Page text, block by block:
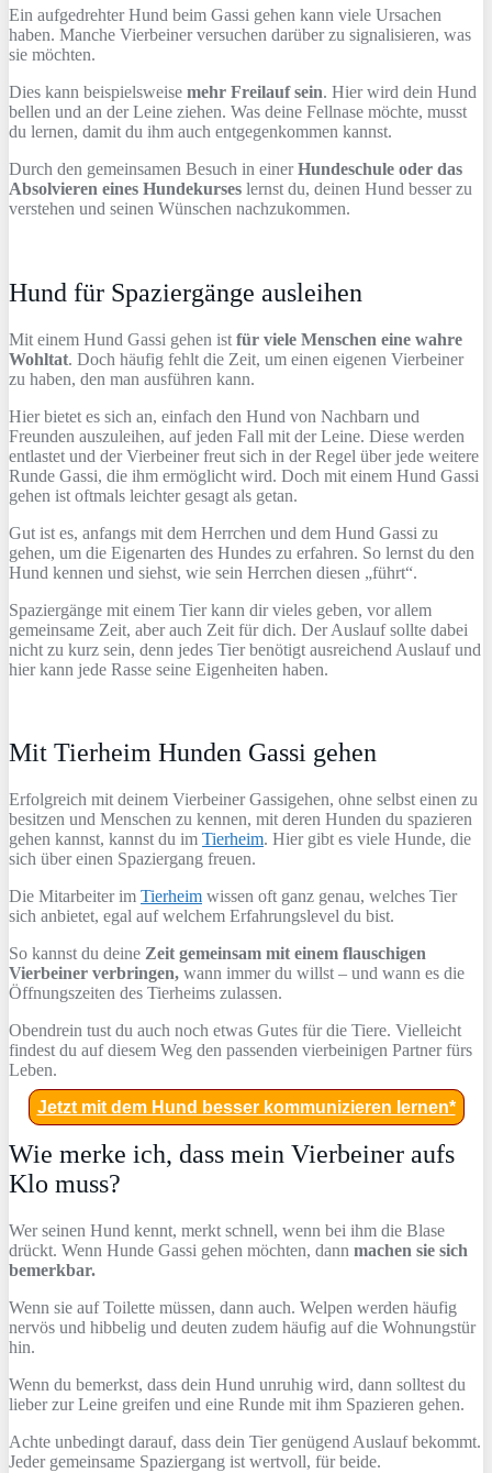
Ein aufgedrehter Hund beim Gassi gehen kann viele Ursachen
haben. Manche Vierbeiner versuchen darüber zu signalisieren, was
sie möchten.
Dies kann beispielsweise mehr Freilauf sein. Hier wird dein Hund
bellen und an der Leine ziehen. Was deine Fellnase möchte, musst
du lernen, damit du ihm auch entgegenkommen kannst.
Durch den gemeinsamen Besuch in einerHundeschule oder das
Absolvieren eines Hundekurses lernst du, deinen Hund besser zu
verstehen und seinen Wünschen nachzukommen.
Hund für Spaziergänge ausleihen
Mit einem Hund Gassi gehen ist für viele Menschen eine wahre
Wohltat. Doch häufig fehlt die Zeit, um einen eigenen Vierbeiner
zu haben, den man ausführen kann.
Hier bietet es sich an, einfach den Hund von Nachbarn und
Freunden auszuleihen, auf jeden Fall mit der Leine. Diese werden
entlastet und der Vierbeiner freut sich in der Regel über jede weitere
Runde Gassi, die ihm ermöglicht wird. Doch mit einem Hund Gassi
gehen ist oftmals leichter gesagt als getan.
Gut ist es, anfangs mit dem Herrchen und dem Hund Gassi zu
gehen, um die Eigenarten des Hundes zu erfahren. So lernst du den
Hund kennen und siehst, wie sein Herrchen diesen „führt“.
Spaziergänge mit einem Tier kann dir vieles geben, vor allem
gemeinsame Zeit, aber auch Zeit für dich. Der Auslauf sollte dabei
nicht zu kurz sein, denn jedes Tier benötigt ausreichend Auslauf und
hier kann jede Rasse seine Eigenheiten haben.
Mit Tierheim Hunden Gassi gehen
Erfolgreich mit deinem Vierbeiner Gassigehen, ohne selbst einen zu
besitzen und Menschen zu kennen, mit deren Hunden du spazieren
gehen kannst, kannst du im Tierheim. Hier gibt es viele Hunde, die
sich über einen Spaziergang freuen.
Die Mitarbeiter im Tierheim wissen oft ganz genau, welches Tier
sich anbietet, egal auf welchem Erfahrungslevel du bist.
So kannst du deine Zeit gemeinsam mit einem flauschigen
Vierbeiner verbringen, wann immer du willst – und wann es die
Öffnungszeiten des Tierheims zulassen.
Obendrein tust du auch noch etwas Gutes für die Tiere. Vielleicht
findest du auf diesem Weg den passenden vierbeinigen Partner fürs
Leben.
Jetzt mit dem Hund besser kommunizieren lernen*
Wie merke ich, dass mein Vierbeiner aufs
Klo muss?
Wer seinen Hund kennt, merkt schnell, wenn bei ihm die Blase
drückt. Wenn Hunde Gassi gehen möchten, dann machen sie sich
bemerkbar.
Wenn sie auf Toilette müssen, dann auch. Welpen werden häufig
nervös und hibbelig und deuten zudem häufig auf die Wohnungstür
hin.
Wenn du bemerkst, dass dein Hund unruhig wird, dann solltest du
lieber zur Leine greifen und eine Runde mit ihm Spazieren gehen.
Achte unbedingt darauf, dass dein Tier genügend Auslauf bekommt.
Jeder gemeinsame Spaziergang ist wertvoll, für beide.